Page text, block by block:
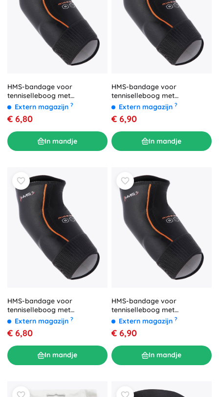
HMS-bandage voor
tenniselleboog met
drukinzetstuk – S
Extern magazijn ?
€ 6,80
In mandje
HMS-bandage voor
tenniselleboog met
drukinzetstuk – M
Extern magazijn ?
€ 6,90
In mandje
HMS-bandage voor
tenniselleboog met
drukinzetstuk – L
Extern magazijn ?
€ 6,80
In mandje
HMS-bandage voor
tenniselleboog met
drukinzetstuk – XL
Extern magazijn ?
€ 6,90
In mandje